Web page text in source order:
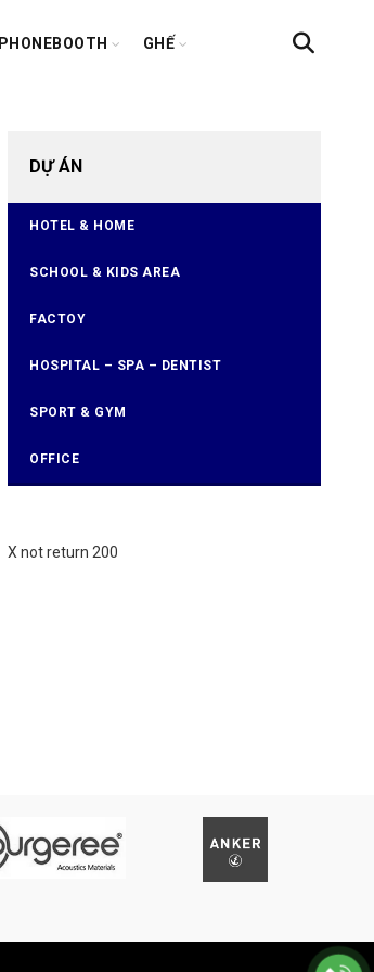
PHONEBOOTH GHẾ
DỰ ÁN
HOTEL & HOME
SCHOOL & KIDS AREA
FACTOY
HOSPITAL – SPA – DENTIST
SPORT & GYM
OFFICE
X not return 200